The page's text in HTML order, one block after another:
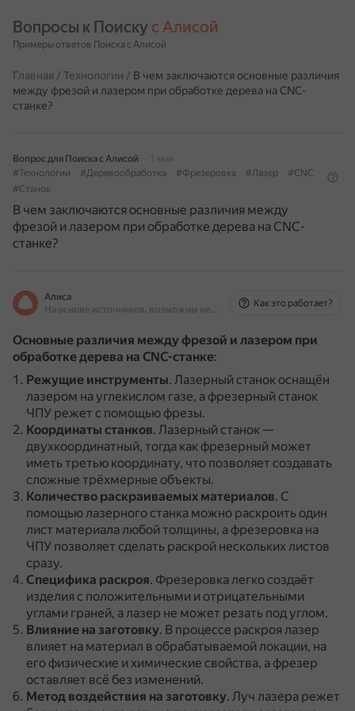
Вопросы к Поиску с Алисой
Примеры ответов Поиска с Алисой
Главная / Технологии / В чем заключаются основные различия
между фрезой и лазером при обработке дерева на CNC-
станке?
Вопрос для Поиска с Алисой
1 мая
#Технологии
#Деревообработка #Фрезеровка #Лазер
#CNC
#Станок
В чем заключаются основные различия между
фрезой и лазером при обработке дерева на CNC-
станке?
Алиса
На основе источников, возможны неточности
Как это работает?
Основные различия между фрезой и лазером при
обработке дерева на CNC-станке:
Режущие инструменты. Лазерный станок оснащён
лазером на углекислом газе, а фрезерный станок
ЧПУ режет с помощью фрезы.
Координаты станков. Лазерный станок —
двухкоординатный, тогда как фрезерный может
иметь третью координату, что позволяет создавать
сложные трёхмерные объекты.
Количество раскраиваемых материалов. С
помощью лазерного станка можно раскроить один
лист материала любой толщины, а фрезеровка на
ЧПУ позволяет сделать раскрой нескольких листов
сразу.
Специфика раскроя. Фрезеровка легко создаёт
изделия с положительными и отрицательными
углами граней, а лазер не может резать под углом.
Влияние на заготовку. В процессе раскроя лазер
влияет на материал в обрабатываемой локации, на
его физические и химические свойства, а фрезер
оставляет всё без изменений.
Метод воздействия на заготовку. Луч лазера режет